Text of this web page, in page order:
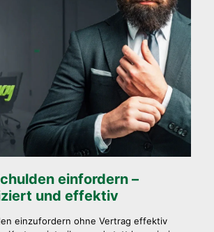
einfordern –
und effektiv
einzufordern ohne Vertrag effektiv